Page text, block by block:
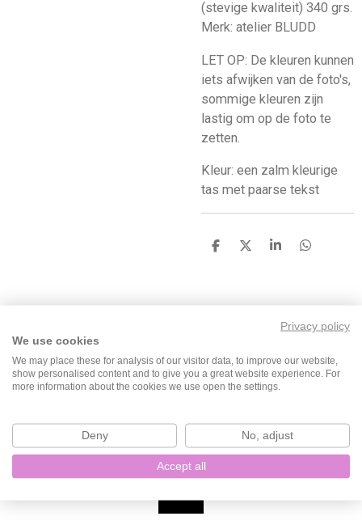
(stevige kwaliteit) 340 grs.
Merk: atelier BLUDD
LET OP: De kleuren kunnen
iets afwijken van de foto's,
sommige kleuren zijn
lastig om op de foto te
zetten.
Kleur: een zalm kleurige
tas met paarse tekst
D
D
S
D
F
a
e
o
o
k
I
n
t
g
r
a
m
T
i
T
k
W
h
t
s
A
p
p
Privacy policy
We use cookies
We may place these for analysis of our visitor data, to improve our website,
show personalised content and to give you a great website experience. For
more information about the cookies we use open the settings.
Deny No, adjust
Accept all